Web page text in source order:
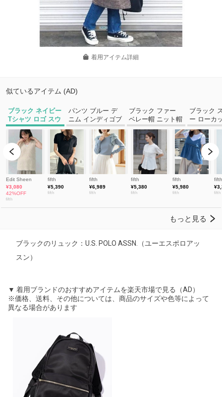
着用アイテム詳細
ブラックのリュック：U.S. POLO ASSN.（ユーエスポロアッ
スン）
▼ 着用ブランドのおすすめアイテムを楽天市場で見る（AD）
※価格、送料、その他については、商品のサイズや色等によって
異なる場合があります